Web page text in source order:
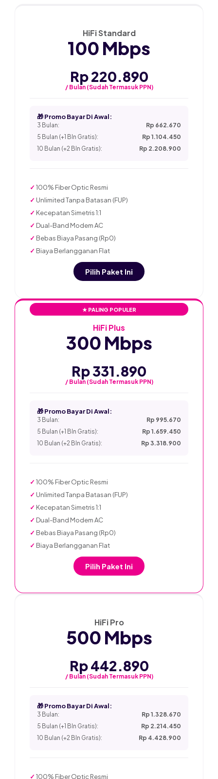
HiFi Standard
100 Mbps
Rp 220.890
/ Bulan (Sudah Termasuk PPN)
🎁 Promo Bayar Di Awal:
3 Bulan:
Rp 662.670
5 Bulan (+1 Bln Gratis):
Rp 1.104.450
10 Bulan (+2 Bln Gratis):
Rp 2.208.900
✓ 100% Fiber Optic Resmi
✓ Unlimited Tanpa Batasan (FUP)
✓ Kecepatan Simetris 1:1
✓ Dual-Band Modem AC
✓ Bebas Biaya Pasang (Rp0)
✓ Biaya Berlangganan Flat
Pilih Paket Ini
★ PALING POPULER
HiFi Plus
300 Mbps
Rp 331.890
/ Bulan (Sudah Termasuk PPN)
🎁 Promo Bayar Di Awal:
3 Bulan:
Rp 995.670
5 Bulan (+1 Bln Gratis):
Rp 1.659.450
10 Bulan (+2 Bln Gratis):
Rp 3.318.900
✓ 100% Fiber Optic Resmi
✓ Unlimited Tanpa Batasan (FUP)
✓ Kecepatan Simetris 1:1
✓ Dual-Band Modem AC
✓ Bebas Biaya Pasang (Rp0)
✓ Biaya Berlangganan Flat
Pilih Paket Ini
HiFi Pro
500 Mbps
Rp 442.890
/ Bulan (Sudah Termasuk PPN)
🎁 Promo Bayar Di Awal:
3 Bulan:
Rp 1.328.670
5 Bulan (+1 Bln Gratis):
Rp 2.214.450
10 Bulan (+2 Bln Gratis):
Rp 4.428.900
✓ 100% Fiber Optic Resmi